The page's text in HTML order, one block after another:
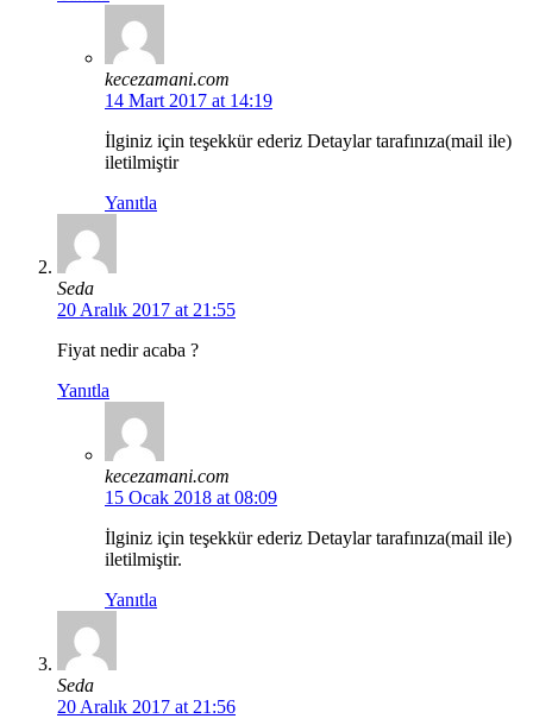
kecezamani.com
14 Mart 2017 at 14:19
İlginiz için teşekkür ederiz Detaylar tarafınıza(mail ile)
iletilmiştir
Yanıtla
Seda
20 Aralık 2017 at 21:55
Fiyat nedir acaba ?
Yanıtla
kecezamani.com
15 Ocak 2018 at 08:09
İlginiz için teşekkür ederiz Detaylar tarafınıza(mail ile)
iletilmiştir.
Yanıtla
Seda
20 Aralık 2017 at 21:56